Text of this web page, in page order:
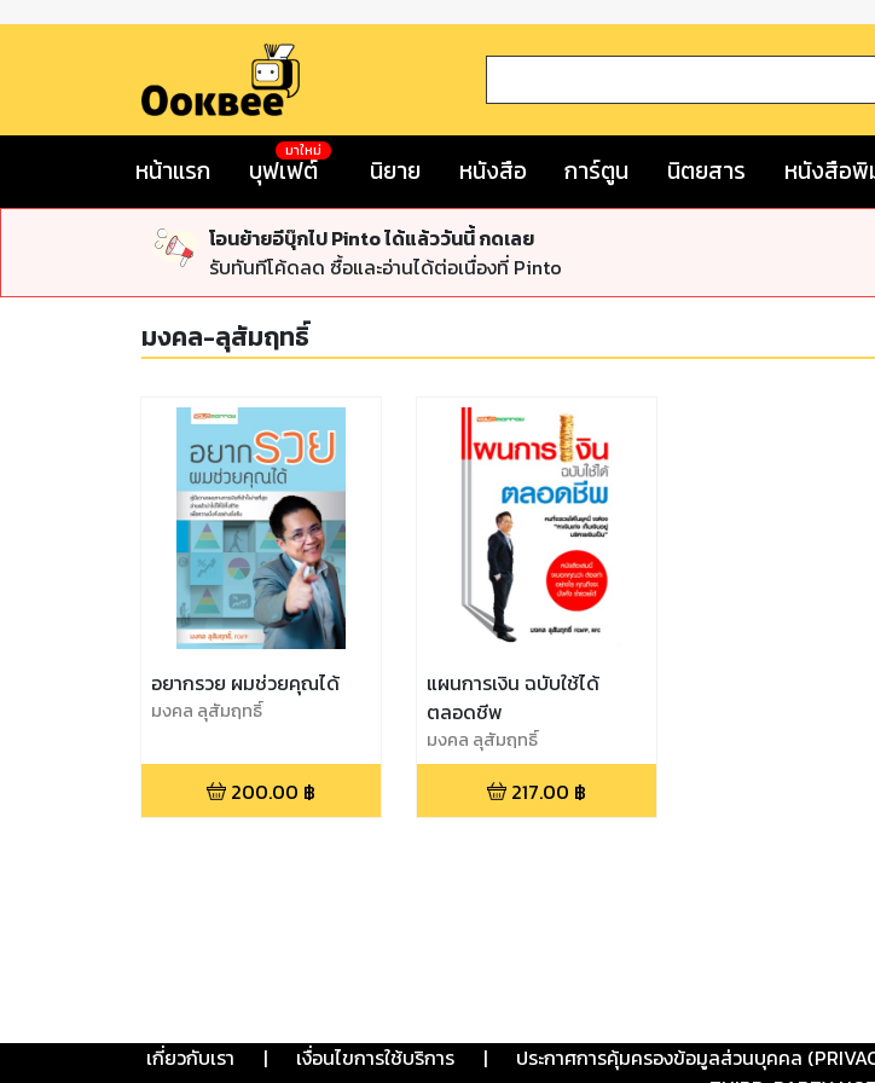
หน้าแรก บุฟเฟต์
มาใหม่
นิยาย หนังสือ การ์ตูน นิตยสาร หนังสือ
โอนย้ายอีบุ๊กไป Pinto ได้แล้ววันนี้ กดเลย
รับทันทีโค้ดลด ซื้อและอ่านได้ต่อเนื่องที่ Pinto
มงคล-ลุสัมฤทธิ์
อยากรวย ผมช่วยคุณได้
มงคล ลุสัมฤทธิ์
200.00 ฿
แผนการเงิน ฉบับใช้ได้
ตลอดชีพ
มงคล ลุสัมฤทธิ์
217.00 ฿
เกี่ยวกับเรา | เงื่อนไขการใช้บริการ | ประกาศการคุ้มครองข้อมูลส่วนบุคคล